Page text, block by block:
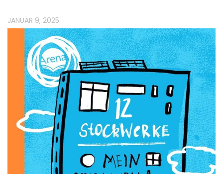
JANUAR 9, 2025